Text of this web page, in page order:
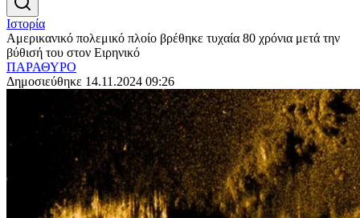
Ιστορία
Αμερικανικό πολεμικό πλοίο βρέθηκε τυχαία 80 χρόνια μετά την
βύθισή του στον Ειρηνικό
ΠΑΡΑΘΥΡΟ
Δημοσιεύθηκε 14.11.2024 09:26